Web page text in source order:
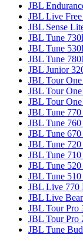
JBL
JBL Live Free
JBL Sense
JBL Tune
JBL Tune
JBL Tune
JBL Junior
JBL Tour
JBL Tour
JBL Tour
JBL Tune
JBL Tune
JBL Tune
JBL Tune
JBL Tune
JBL Tune
JBL Tune
JBL Live 770
JBL Live
JBL Tour Pro
JBL Tour Pro
JBL Tune